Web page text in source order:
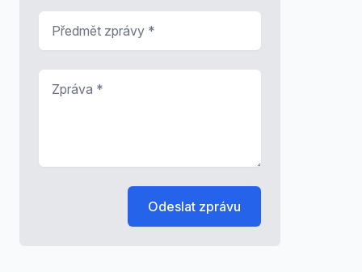
Odeslat zprávu